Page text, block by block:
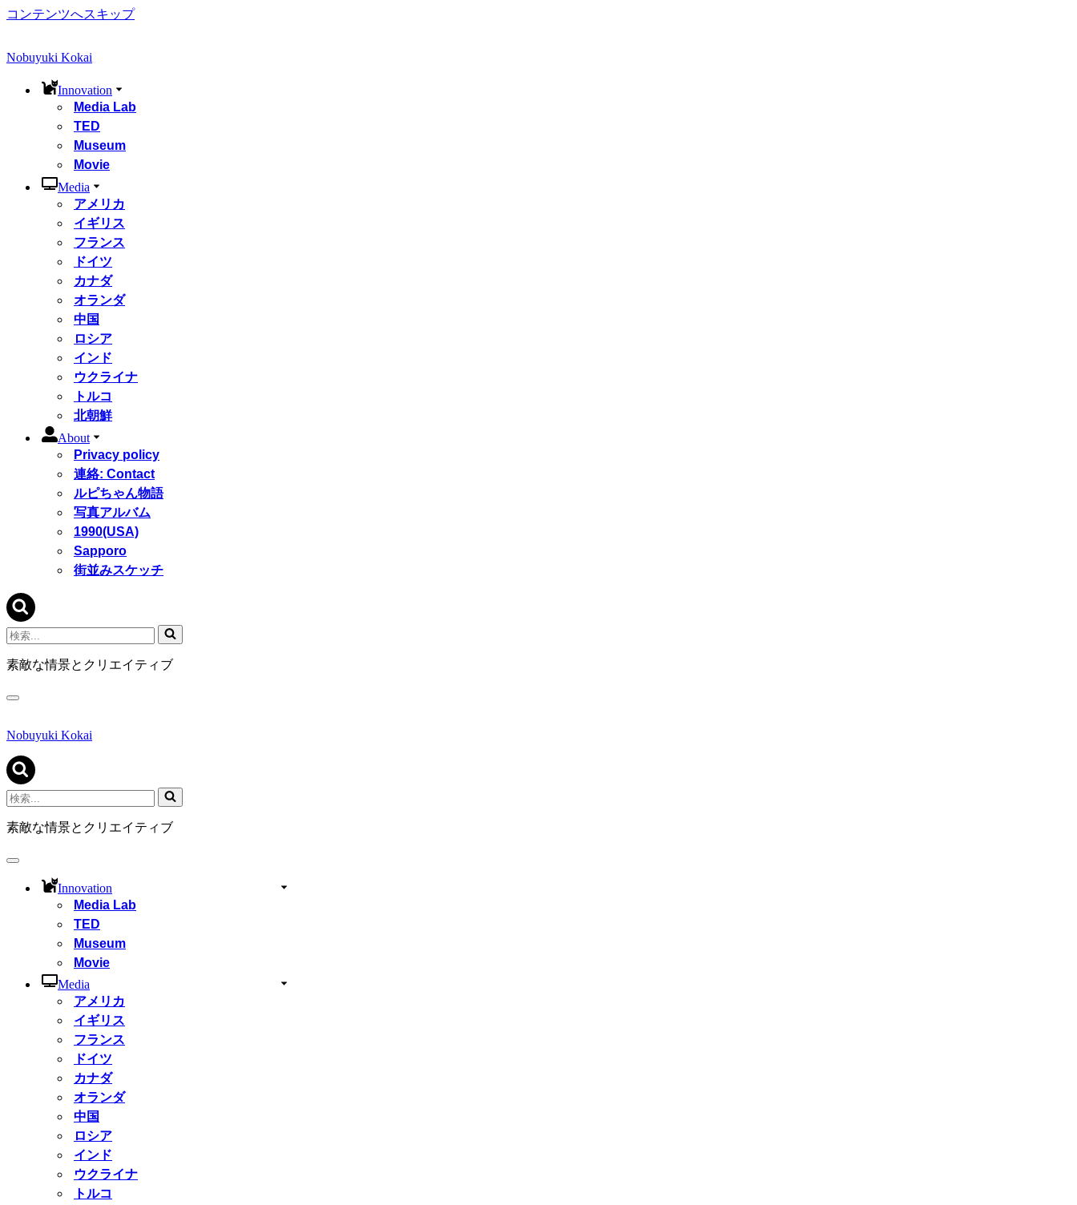
コンテンツへスキップ
Nobuyuki Kokai
Innovation
Media Lab
TED
Museum
Movie
Media
アメリカ
イギリス
フランス
ドイツ
カナダ
オランダ
中国
ロシア
インド
ウクライナ
トルコ
北朝鮮
About
Privacy policy
連絡: Contact
ルピちゃん物語
写真アルバム
1990(USA)
Sapporo
街並みスケッチ
検
索...
素敵な情景とクリエイティブ
ナ
ゲ
シ
ョ
ン
メ
ニ
ュ
Nobuyuki Kokai
検
索...
素敵な情景とクリエイティブ
ナ
Innovation
Media Lab
TED
Museum
Movie
Media
アメリカ
イギリス
フランス
ドイツ
カナダ
オランダ
中国
ロシア
インド
ウクライナ
トルコ